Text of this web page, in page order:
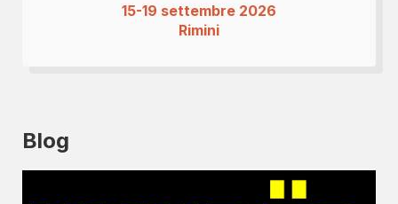
15-19 settembre 2026
Rimini
Blog